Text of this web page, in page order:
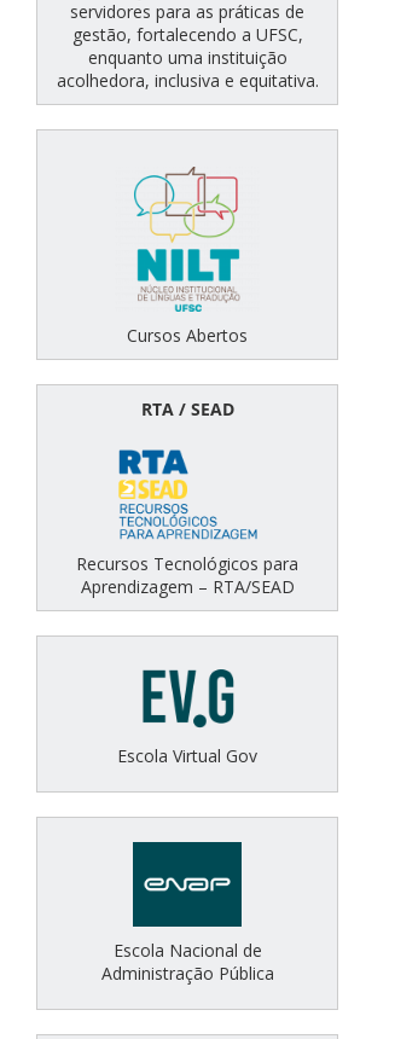
servidores para as práticas de
gestão, fortalecendo a UFSC,
enquanto uma instituição
acolhedora, inclusiva e equitativa.
Cursos Abertos
RTA / SEAD
Recursos Tecnológicos para
Aprendizagem – RTA/SEAD
Escola Virtual Gov
Escola Nacional de
Administração Pública